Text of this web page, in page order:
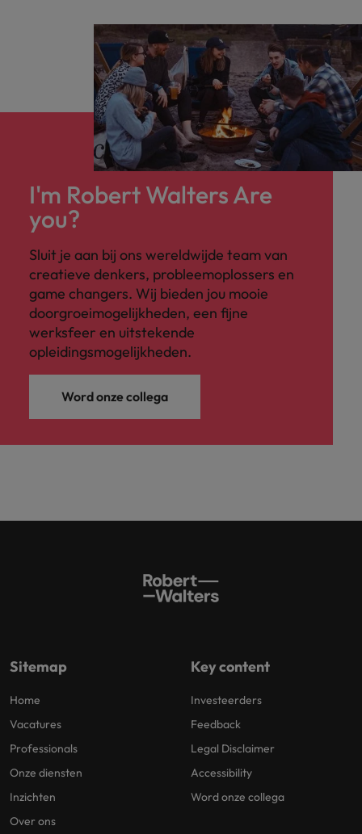
I'm Robert Walters Are
you?
Sluit je aan bij ons wereldwijde team van
creatieve denkers, probleemoplossers en
game changers. Wij bieden jou mooie
doorgroeimogelijkheden, een fijne
werksfeer en uitstekende
opleidingsmogelijkheden.
Word onze collega
Sitemap
Home
Vacatures
Professionals
Onze diensten
Inzichten
Over ons
Key content
Investeerders
Feedback
Legal Disclaimer
Accessibility
Word onze collega